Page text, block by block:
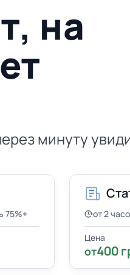
на
минуту
75%+ от 2
Цена
от400